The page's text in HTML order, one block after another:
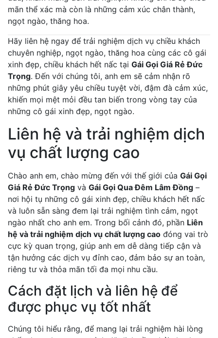
mãn thể xác mà còn là những cảm xúc chân thành,
ngọt ngào, thăng hoa.
Hãy liên hệ ngay để trải nghiệm dịch vụ chiều khách
chuyên nghiệp, ngọt ngào, thăng hoa cùng các cô gái
xinh đẹp, chiều khách hết nấc tại Gái Gọi Giá Rẻ Đức
Trọng. Đến với chúng tôi, anh em sẽ cảm nhận rõ
những phút giây yêu chiều tuyệt vời, đậm đà cảm xúc,
khiến mọi mệt mỏi đều tan biến trong vòng tay của
những cô gái xinh đẹp, ngọt ngào.
Liên hệ và trải nghiệm dịch
vụ chất lượng cao
Chào anh em, chào mừng đến với thế giới của Gái Gọi
Giá Rẻ Đức Trọng và Gái Gọi Qua Đêm Lâm Đồng –
nơi hội tụ những cô gái xinh đẹp, chiều khách hết nấc
và luôn sẵn sàng đem lại trải nghiệm tình cảm, ngọt
ngào nhất cho anh em. Trong bối cảnh đó, phần Liên
hệ và trải nghiệm dịch vụ chất lượng cao đóng vai trò
cực kỳ quan trọng, giúp anh em dễ dàng tiếp cận và
tận hưởng các dịch vụ đỉnh cao, đảm bảo sự an toàn,
riêng tư và thỏa mãn tối đa mọi nhu cầu.
Cách đặt lịch và liên hệ để
được phục vụ tốt nhất
Chúng tôi hiểu rằng, để mang lại trải nghiệm hài lòng